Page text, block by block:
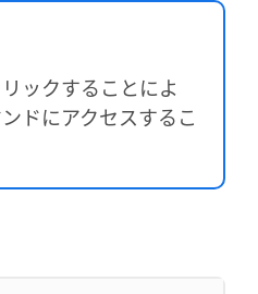
ックすることによ
ドにアクセスするこ